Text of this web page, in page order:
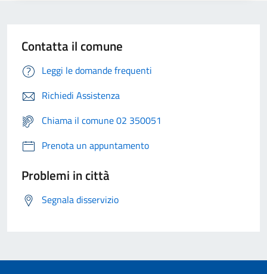
Contatta il comune
Leggi le domande frequenti
Richiedi Assistenza
Chiama il comune 02 350051
Prenota un appuntamento
Problemi in città
Segnala disservizio